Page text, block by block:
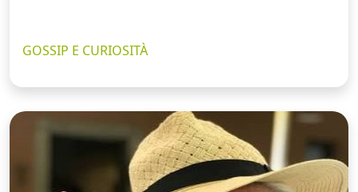
GOSSIP E CURIOSITÀ